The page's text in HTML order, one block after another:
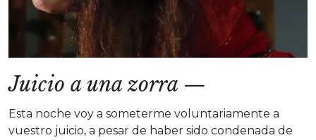
Juicio a una zorra —
Esta noche voy a someterme voluntariamente a
vuestro juicio, a pesar de haber sido condenada de